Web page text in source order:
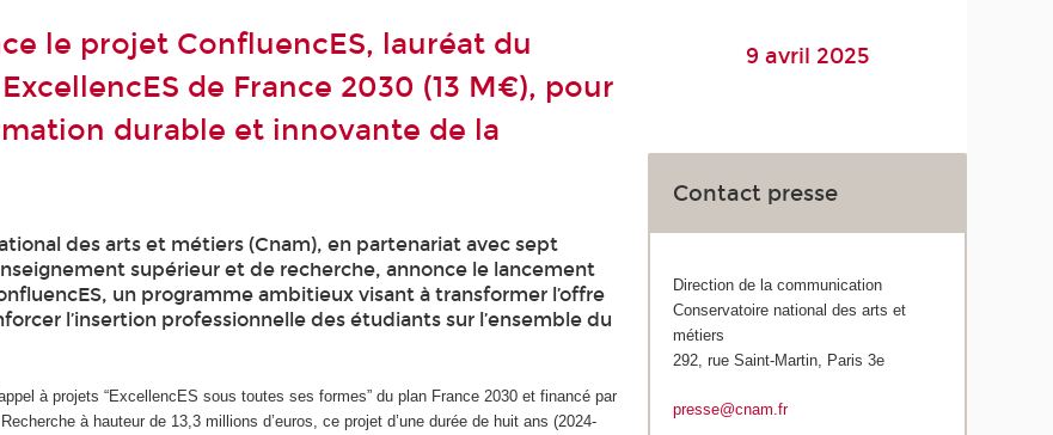
le projet ConfluencES, lauréat du
de France 2030 (13 M€), pour
durable et innovante de la
des arts et métiers (Cnam), en partenariat avec sept
supérieur et de recherche, annonce le lancement
un programme ambitieux visant à transformer l’offre
l’insertion professionnelle des étudiants sur l’ensemble du
à projets “ExcellencES sous toutes ses formes” du plan France 2030 et financé par
à hauteur de 13,3 millions d’euros, ce projet d’une durée de huit ans (2024-
9 avril 2025
Contact presse
Direction de la communication
Conservatoire national des arts et
métiers
292, rue Saint-Martin, Paris 3e
presse@cnam.fr